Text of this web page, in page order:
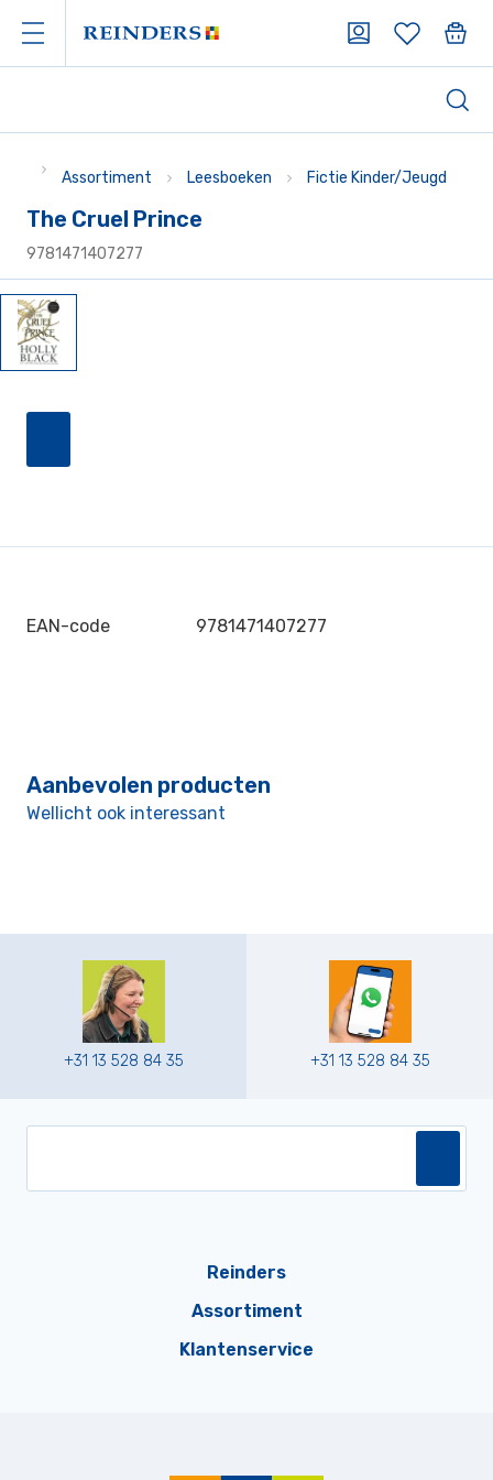
Assortiment Leesboeken Fictie Kinder/Jeugd
The Cruel Prince
9781471407277
EAN-code 9781471407277
Aanbevolen producten
Wellicht ook interessant
+31 13 528 84 35 +31 13 528 84 35
Reinders
Assortiment
Klantenservice